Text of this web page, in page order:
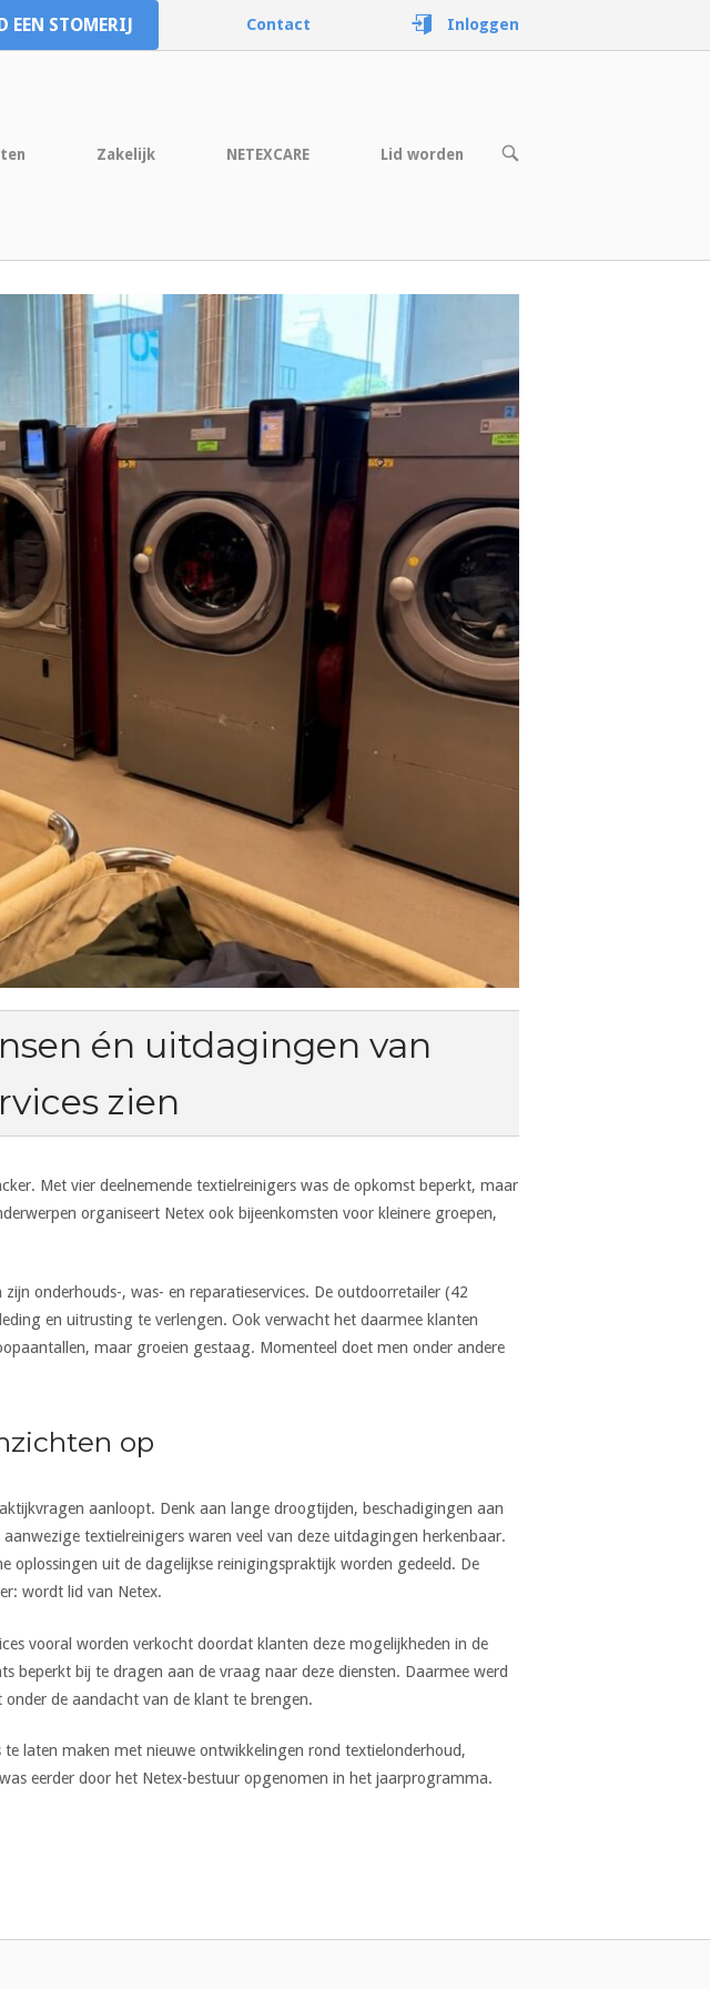
EEN STOMERIJ Contact Inloggen
Zakelijk NETEXCARE Lid worden
OPEN
én uitdagingen van
zien
Met vier deelnemende textielreinigers was de opkomst beperkt, maar
organiseert Netex ook bijeenkomsten voor kleinere groepen,
onderhouds-, was- en reparatieservices. De outdoorretailer (42
en uitrusting te verlengen. Ook verwacht het daarmee klanten
maar groeien gestaag. Momenteel doet men onder andere
op
aanloopt. Denk aan lange droogtijden, beschadigingen aan
textielreinigers waren veel van deze uitdagingen herkenbaar.
oplossingen uit de dagelijkse reinigingspraktijk worden gedeeld. De
wordt lid van Netex.
vooral worden verkocht doordat klanten deze mogelijkheden in de
beperkt bij te dragen aan de vraag naar deze diensten. Daarmee werd
de aandacht van de klant te brengen.
laten maken met nieuwe ontwikkelingen rond textielonderhoud,
eerder door het Netex-bestuur opgenomen in het jaarprogramma.